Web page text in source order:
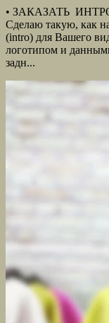
• ЗАКАЗАТЬ
Сделаю такую, как
(intro) для Вашего
логотипом и
задн...